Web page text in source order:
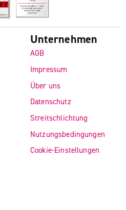
Unternehmen
AGB
Impressum
Über uns
Datenschutz
Streitschlichtung
Nutzungsbedingungen
Cookie-Einstellungen